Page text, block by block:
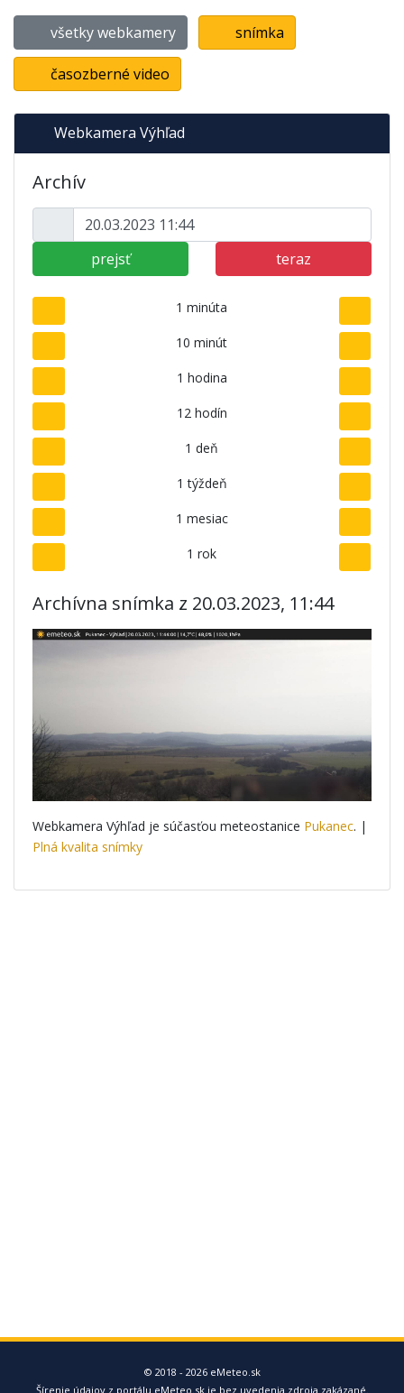
všetky webkamery snímka
časozberné video
Webkamera Výhľad
Archív
prejsť teraz
1 minúta
10 minút
1 hodina
12 hodín
1 deň
1 týždeň
1 mesiac
1 rok
Archívna snímka z 20.03.2023, 11:44
Webkamera Výhľad je súčasťou meteostanice Pukanec. |
Plná kvalita snímky
© 2018 - 2026 eMeteo.sk
Šírenie údajov z portálu eMeteo.sk je bez uvedenia zdroja zakázané.